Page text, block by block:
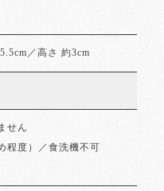
／高さ 約3cm
せん
程度）／食洗機不可